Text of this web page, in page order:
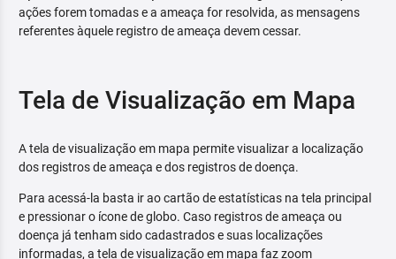
ações forem tomadas e a ameaça for resolvida, as mensagens
referentes àquele registro de ameaça devem cessar.
Tela de Visualização em Mapa
A tela de visualização em mapa permite visualizar a localização
dos registros de ameaça e dos registros de doença.
Para acessá-la basta ir ao cartão de estatísticas na tela principal
e pressionar o ícone de globo. Caso registros de ameaça ou
doença já tenham sido cadastrados e suas localizações
informadas, a tela de visualização em mapa faz zoom